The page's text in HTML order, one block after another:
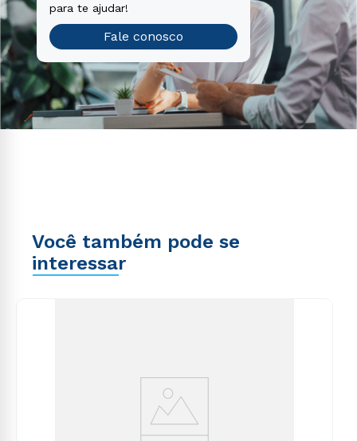
para te ajudar!
Fale conosco
Você também pode se
interessar